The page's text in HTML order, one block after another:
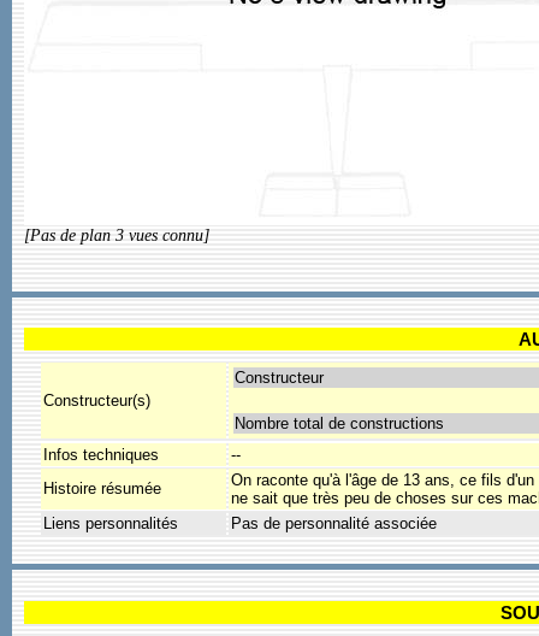
[Pas de plan 3 vues connu]
Constructeur(s)
Constructeur
Nombre total de constructions
Infos techniques
--
Histoire résumée
On raconte qu'à l'âge de 13 ans, ce fils
ne sait que très peu de choses sur ces
Liens personnalités
Pas de personnalité associée